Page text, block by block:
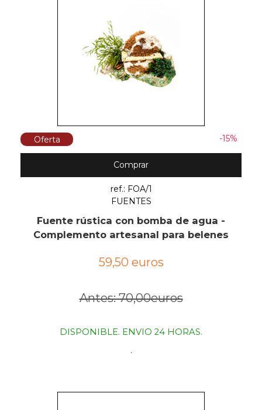
Oferta -15%
Comprar
ref.: FOA/1
FUENTES
Fuente rústica con bomba de agua -
Complemento artesanal para belenes
59,50 euros
Antes: 70,00euros
DISPONIBLE. ENVIO 24 HORAS.
.